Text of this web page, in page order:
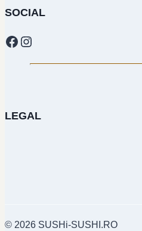
SOCIAL
Facebook
Instagram
LEGAL
© 2026 SUSHi-SUSHI.RO